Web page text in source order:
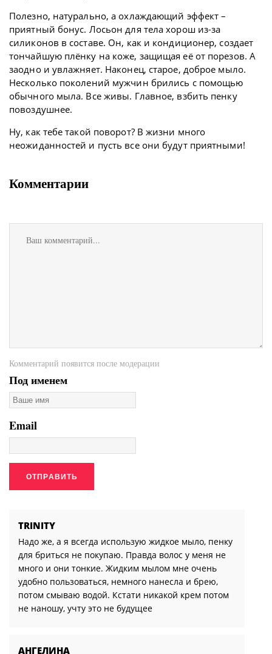
Полезно, натурально, а охлаждающий эффект –
приятный бонус. Лосьон для тела хорош из-за
силиконов в составе. Он, как и кондиционер, создает
тончайшую плёнку на коже, защищая её от порезов. А
заодно и увлажняет. Наконец, старое, доброе мыло.
Несколько поколений мужчин брились с помощью
обычного мыла. Все живы. Главное, взбить пенку
повоздушнее.
Ну, как тебе такой поворот? В жизни много
неожиданностей и пусть все они будут приятными!
Комментарии
Комментарий появится после модерации
Под именем
Email
TRINITY
Надо же, а я всегда использую жидкое мыло, пенку
для бриться не покупаю. Правда волос у меня не
много и они тонкие. Жидким мылом мне очень
удобно пользоваться, немного нанесла и брею,
потом смываю водой. Кстати никакой крем потом
не наношу, учту это не будущее
АНГЕЛИНА